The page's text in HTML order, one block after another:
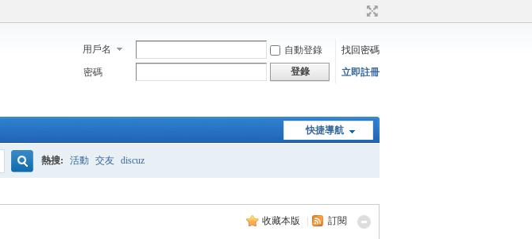
用戶名 自動登錄
找回密碼
密碼
登錄 立即註冊
快捷導航
熱搜: 活動 交友 discuz
收藏本版 訂閱